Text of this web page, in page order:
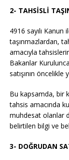
2- TAHSİSLİ
4916 sayılı
taşınmazlardan,
amacıyla
Bakanlar
satışının öncelikle
Bu kapsamda, bir
tahsis amacında
muhdesat olanlar
belirtilen bilgi ve
3- DOĞRUDAN